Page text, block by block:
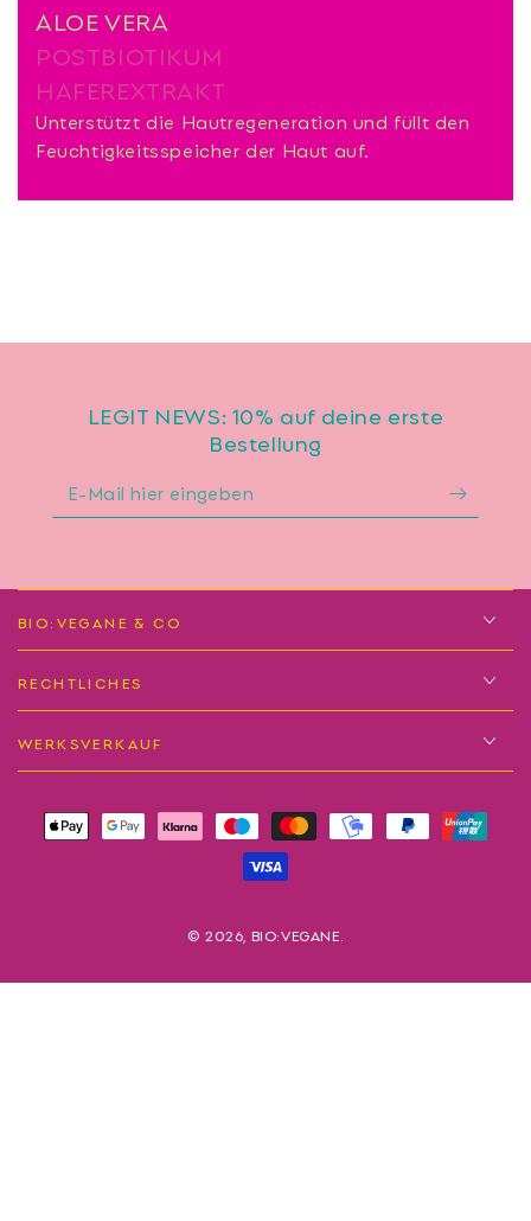
ALOE VERA
POSTBIOTIKUM
HAFEREXTRAKT
Unterstützt die Hautregeneration und füllt den
Feuchtigkeitsspeicher der Haut auf.
LEGIT NEWS: 10% auf deine erste
Bestellung
E-
Mail
BIO:VEGANE & CO
RECHTLICHES
WERKSVERKAUF
© 2026, BIO:VEGANE
Zahlungsmöglichkeiten